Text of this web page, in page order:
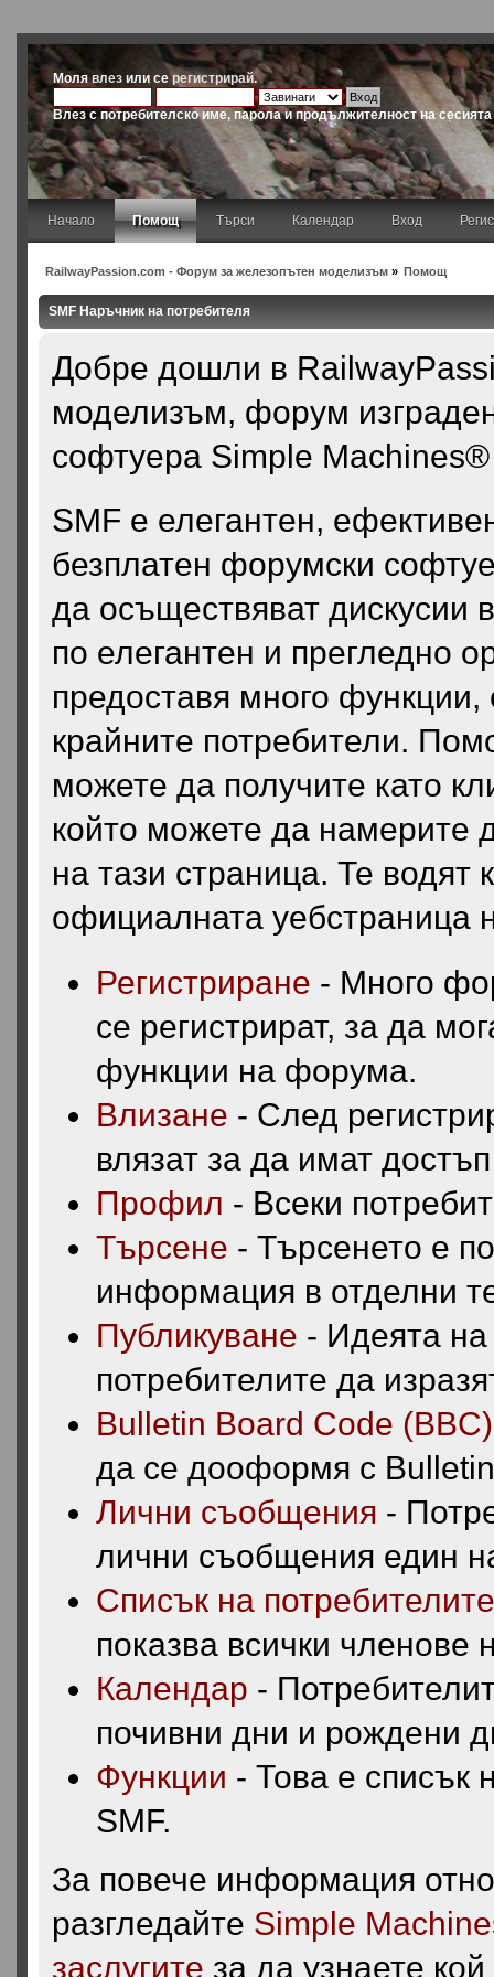
Молявлез или серегистрирай.
Влез с потребителско име, парола и продължителност на сесията
Начало Помощ Търси Календар Вход
RailwayPassion.com - Форум за железопътен моделизъм» Помощ
SMF Наръчник на потребителя
Добре дошли в
моделизъм, форум
софтуера Simple
SMF е елегантен,
безплатен форумски
да осъществяват дискусии
по елегантен и прегледно
предоставя много
крайните потребители.
можете да получите като
който можете да намерите
на тази страница. Те водят
официалната уебстраница
Регистриране - Много
се регистрират, за да
функции на форума.
Влизане - След
влязат за да имат
Профил - Всеки
Търсене - Търсенето е
информация в отделни
Публикуване - Идеята
потребителите да
Bulletin Board Code (BBC)
да се дооформя с
Лични съобщения -
лични съобщения един
Списък на потребителите
показва всички членове
Календар -
почивни дни и рождени
Функции - Това е списък
SMF.
За повече информация
разгледайте Simple
заслугите за да узнаете